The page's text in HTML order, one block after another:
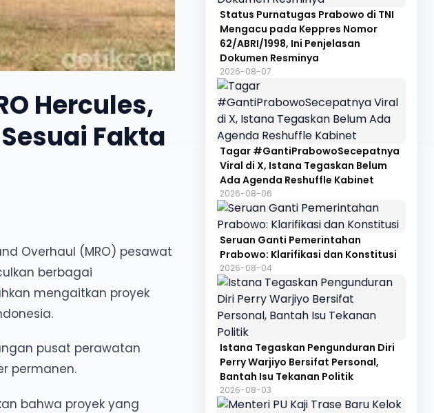
Hercules,
Fakta
Overhaul (MRO) pesawat
berbagai
mengaitkan proyek
pusat perawatan
permanen.
bahwa proyek yang
Status Purnatugas Prabowo di TNI
Mengacu pada Keppres Nomor
62/ABRI/1998, Ini Penjelasan
Dokumen Resminya
2026-08-07
Tagar #GantiPrabowoSecepatnya
Viral di X, Istana Tegaskan Belum
Ada Agenda Reshuffle Kabinet
2026-08-06
Seruan Ganti Pemerintahan
Prabowo: Klarifikasi dan Konstitusi
2026-08-04
Istana Tegaskan Pengunduran Diri
Perry Warjiyo Bersifat Personal,
Bantah Isu Tekanan Politik
2026-08-03